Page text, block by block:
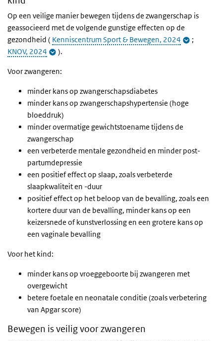
Op een veilige manier bewegen tijdens de zwangerschap is
geassocieerd met de volgende gunstige effecten op de
gezondheid ( Kenniscentrum Sport & Bewegen, 2024
;
KNOV, 2024
).
Voor zwangeren:
minder kans op zwangerschapsdiabetes
minder kans op zwangerschapshypertensie (hoge
bloeddruk)
minder overmatige gewichtstoename tijdens de
zwangerschap
een verbeterde mentale gezondheid en minder post-
partumdepressie
een positief effect op slaap, zoals verbeterde
slaapkwaliteit en -duur
positief effect op het beloop van de bevalling, zoals een
kortere duur van de bevalling, minder kans op een
keizersnede of kunstverlossing en een grotere kans op
een vaginale bevalling
Voor het kind:
minder kans op vroeggeboorte bij zwangeren met
overgewicht
betere foetale en neonatale conditie (zoals verbetering
van Apgar score)
Bewegen is veilig voor zwangeren